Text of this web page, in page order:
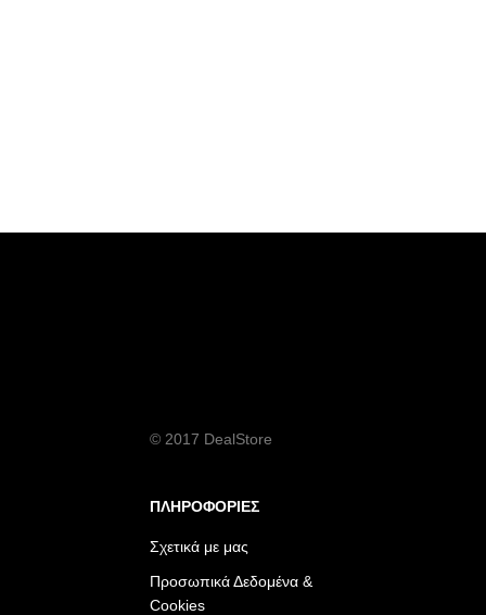
© 2017 DealStore
ΠΛΗΡΟΦΟΡΙΕΣ
Σχετικά με μας
Προσωπικά Δεδομένα &
Cookies